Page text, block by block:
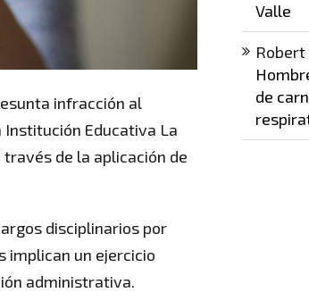
infracción al
Institución Educativa La
de la aplicación de
disciplinarios por
implican un ejercicio
administrativa.
Valle
de